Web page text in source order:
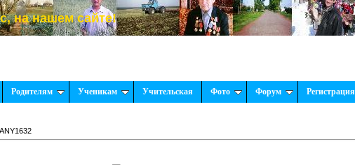
сайте!
Родителям Ученикам Учительская Фото Форум Регистрация